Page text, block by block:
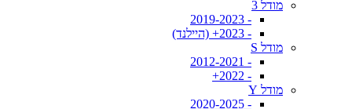
מודל 3
- 2019-2023
- 2023+ (היילנד)
מודל S
- 2012-2021
- 2022+
מודל Y
- 2020-2025